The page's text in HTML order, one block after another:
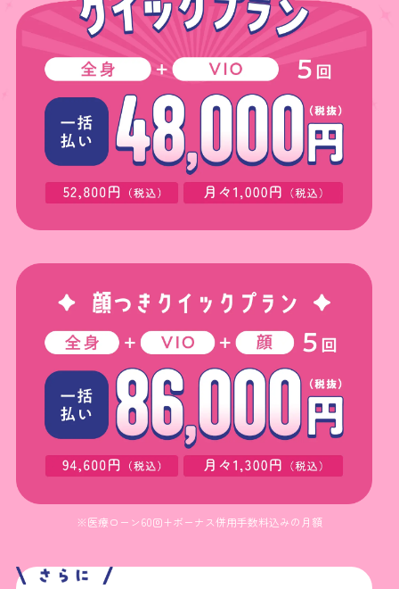
※医療ローン60回+ボーナス併用手数料込みの月額